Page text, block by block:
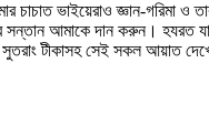
ভাইয়েরাও জ্ঞান-গরিমা ও
আমাকে দান করুন। হযরত
টীকাসহ সেই সকল আয়াত